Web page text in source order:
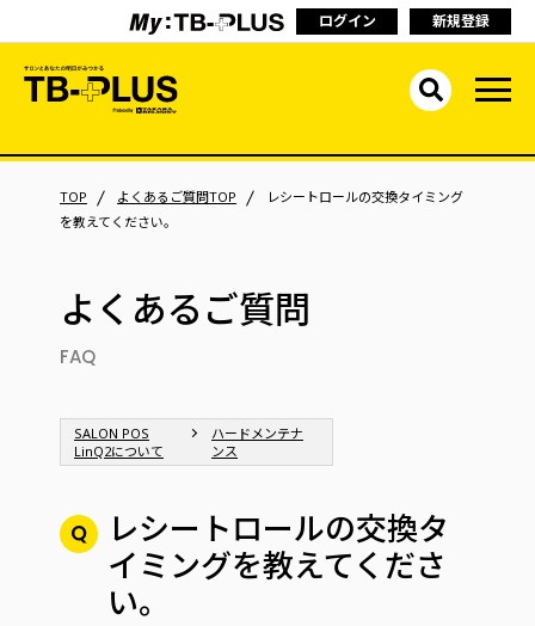
ログイン 新規登録
TOP よくあるご質問TOP
レシートロールの交換タイミング
を教えてください。
よくあるご質問
FAQ
SALON POS
LinQ2について
ハードメンテナ
ンス
レシートロールの交換タ
イミングを教えてくださ
い。